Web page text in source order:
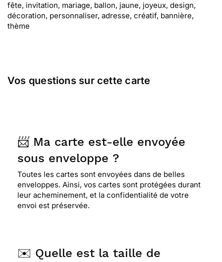
fête, invitation, mariage, ballon, jaune, joyeux, design,
décoration, personnaliser, adresse, créatif, bannière,
thème
Vos questions sur cette carte
📨 Ma carte est-elle envoyée
sous enveloppe ?
Toutes les cartes sont envoyées dans de belles
enveloppes. Ainsi, vos cartes sont protégées durant
leur acheminement, et la confidentialité de votre
envoi est préservée.
✉️ Quelle est la taille de